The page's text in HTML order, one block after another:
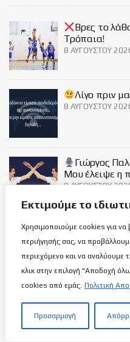
Εκτιμούμε το
Χρησιμοποιούμε cookies για να
περιήγησής σας, να
περιεχόμενο και να αναλύουμε
κλικ στην επιλογή "Αποδοχή
cookies από εμάς. Πολιτική
Προσαρμογή
Βρες το
Τρόπαια!
8 ΑΥΓΟΎΣΤΟΥ
Λίγο πριν
8 ΑΥΓΟΎΣΤΟΥ
Γιώργος
Μου έλειψε η
8 ΑΥΓΟΎΣΤΟΥ
Social
Σχετικά με εμάς